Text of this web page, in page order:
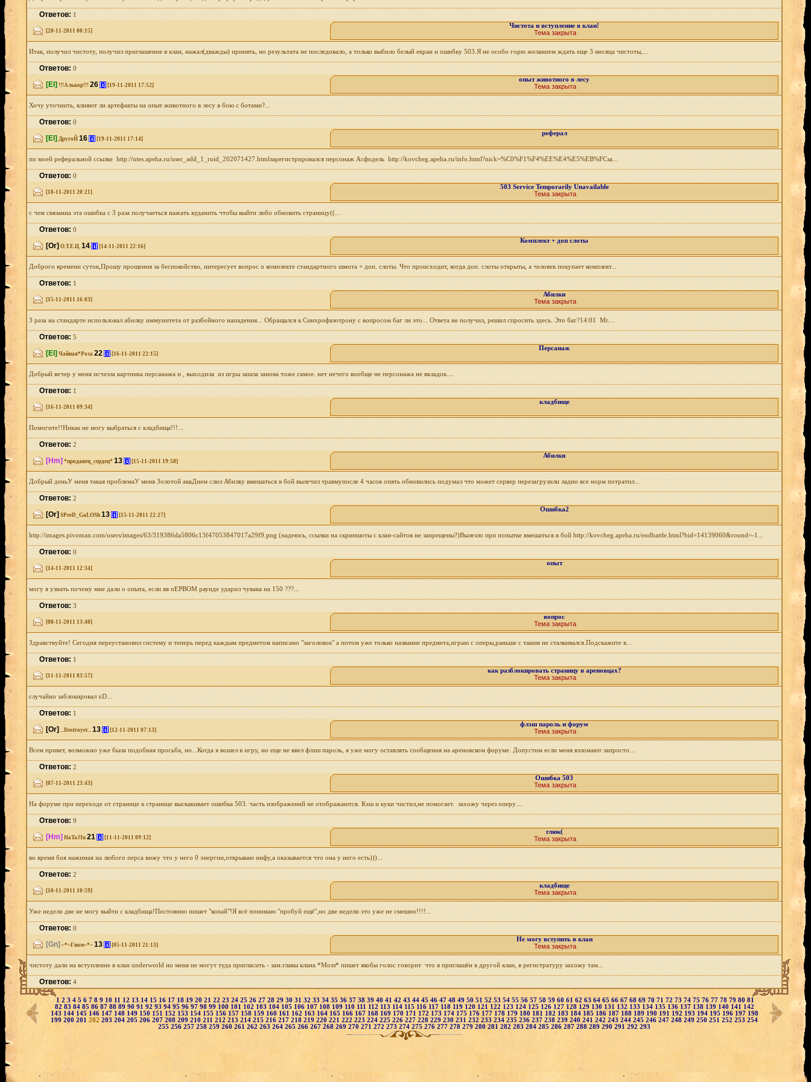
Ответов:1
[20-11-2011 00:15]
Чистота и вступление в клан!
Тема закрыта
Итак, получил чистоту, получил приглашение в клан, нажал(дважды) принять, но результата не последовало, а только выбило белый екран и ошибку 503.Я не особо горю желанием ждать еще 3 месяца чистоты,...
Ответов:0
[El] !!!Алькор!!! 26 [i] [19-11-2011 17:52]
опыт животного в лесу
Тема закрыта
Хочу уточнить, влияют ли артефакты на опыт животного в лесу в бою с ботами?...
Ответов:0
[El] ДругоЙ 16 [i] [19-11-2011 17:14]
реферал
по моей реферальной ссылке http://utes.apeha.ru/user_add_1_ruid_202071427.htmlзарегистрировался персонаж Асфодель http://kovcheg.apeha.ru/info.html?nick=%C0%F1%F4%EE%E4%E5%EB%FCза...
Ответов:0
[18-11-2011 20:21]
503 Service Temporarily Unavailable
Тема закрыта
с чем связанна эта ошибка с 3 раза получаеться нажать куданить чтобы выйти либо обновить страницу((...
Ответов:0
[Or] О.Т.Е.Ц. 14 [i] [14-11-2011 22:16]
Комплект + доп слоты
Доброго времени суток,Прошу прощения за беспокойство, интересует вопрос о комплекте стандартного шмота + доп. слоты. Что происходит, когда доп. слоты открыты, а человек покупает комплект...
Ответов:1
[15-11-2011 16:03]
Абилки
Тема закрыта
3 раза на стандарте использовал абилку иммунитета от разбойного нападения... Обращался к Синхрофазотрону с вопросом баг ли это... Ответа не получил, решил спросить здесь. Это баг?14:01 Mr....
Ответов:5
[El] Чайная*Роза 22 [i] [16-11-2011 22:15]
Персанаж
Добрый вечер у меня исчезла картинка персанажа и , выходила из игры зашла занова тоже самое. нет нечего вообще не персонажа не вкладок....
Ответов:1
[16-11-2011 09:34]
кладбище
Помогите!!Никак не могу выбраться с кладбища!!!...
Ответов:2
[Hm] *продавец_сердец* 13 [i] [15-11-2011 19:58]
Абилки
Добрый деньУ меня такая проблемаУ меня Золотой аккДнем слил Абилку вмешаться в бой вылечил травмупосле 4 часов опять обновились подумал что может сервер перезагрузили ладно все норм потратил...
Ответов:2
[Or] SPeeD_GaLOSh 13 [i] [15-11-2011 22:27]
Ошибка2
http://images.pivoman.com/users/images/63/319386da5806c13f47053847017a29f9.png (надеюсь, ссылки на скриншоты с клан-сайтов не запрещены?)Вылезло при попытке вмешаться в бой http://kovcheg.apeha.ru/endbattle.html?bid=14139060&round=-1...
Ответов:0
[14-11-2011 12:34]
опыт
могу я узнать почему мне дали о опыта, если яв пЕРВОМ раунде ударил чувака на 150 ???...
Ответов:3
[08-11-2011 13:40]
вопрос
Тема закрыта
Здравствуйте! Сегодня переустановил систему и теперь перед каждым предметом написано "заголовок" а потом уже только название предмета,играю с оперы,раньше с таким не сталкивался.Подскажите в...
Ответов:1
[11-11-2011 03:57]
как разблокировать страницу в ареновцах?
Тема закрыта
случайно заблокировал xD...
Ответов:1
[Or] ...Destroyer... 13 [i] [12-11-2011 07:13]
флэш пароль и форум
Тема закрыта
Всем привет, возможно уже была подобная просьба, но...Когда я вошел в игру, но еще не ввел флэш пароль, я уже могу оставлять сообщения на ареновском форуме. Допустим если меня взломают запросто...
Ответов:2
[07-11-2011 23:43]
Ошибка 503
Тема закрыта
На форуме при переходе от странице к странице выскакивает ошибка 503. часть изображений не отображаются. Кэш и куки чистил,не помогает. захожу через оперу....
Ответов:9
[Hm] HaTaJIu 21 [i] [11-11-2011 09:12]
глюк(
Тема закрыта
во время боя нажимая на любого перса вижу что у него 0 энергии,открываю инфу,а оказывается что она у него есть)))...
Ответов:2
[10-11-2011 10:59]
кладбище
Тема закрыта
Уже недели две не могу выйти с кладбища!Постоянно пишет "копай"!Я всё понимаю "пробуй ещё",но две недели это уже не смешно!!!!...
Ответов:0
[Gn] ~*~Гном~*~ 13 [i] [05-11-2011 21:13]
Не могу вступить в клан
Тема закрыта
чистоту дали на вступление в клан underworld но меня не могут туда пригласить - зам.главы клана *Мозз* пишет якобы голос говорит что я приглашён в другой клан, в регистратуру захожу там...
Ответов:4
1 2 3 45 6 7 8 9 10 11 12 1314 15 16 17 1819 20 21 22 23 24 25 26 27 28 29 30 3132 33 34 35 36 37 38 39 40 41 42 43 44 45 46 47 48 49 50 51 52 53 54 55 56 57 58 59 6061 62 63 64 65 66 67 68 69 70 71 72 73 74 75 76 77 78 79 80 81
82 83 84 85 86 87 88 89 90 91 92 93 94 95 96 97 98 99 100 101 102 103 104 105 106 107 108 109 110 111 112 113 114 115 116 117118 119 120 121 122 123 124 125 126 127 128 129 130 131 132 133 134 135 136 137 138 139 140 141
142
143 144 145 146 147 148 149 150 151 152 153 154 155 156 157 158 159 160 161 162 163 164 165 166 167 168 169 170 171 172 173 174 175 176 177 178 179 180 181 182 183 184 185 186 187 188 189 190 191 192 193 194 195 196 197 198
199 200 201 202 203 204 205 206 207 208 209 210 211 212 213 214 215 216 217 218 219 220 221 222 223 224 225 226227 228 229 230 231 232 233 234 235 236 237 238 239 240 241 242 243 244 245 246 247 248 249 250 251 252 253 254
255 256 257 258 259 260 261 262 263 264 265 266 267268 269 270 271 272 273 274 275 276 277 278 279 280 281 282 283 284 285 286 287 288 289 290 291 292 293